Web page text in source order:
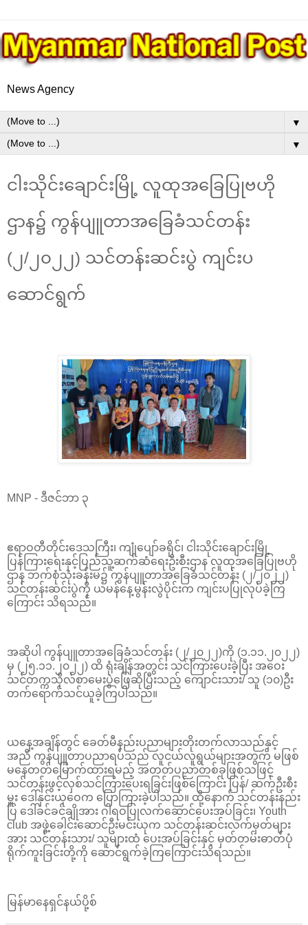
News Agency
▼
▼
ငါးသိုင်းချောင်းမြို့ လူထုအခြေပြုဗဟို
ဌာန၌ ကွန်ပျူတာအခြေခံသင်တန်း
(၂/၂၀၂၂) သင်တန်းဆင်းပွဲ ကျင်းပ
ဆောင်ရွက်
MNP - ဒီဇင်ဘာ ၃
ဧရာဝတီတိုင်းဒေသကြီး၊ ကျုံပျော်ခရိုင်၊ ငါးသိုင်းချောင်းမြို့
ပြန်ကြားရေးနှင့်ပြည်သူ့ဆက်ဆံရေးဦးစီးဌာန လူထုအခြေပြုဗဟို
ဌာန ဘက်စုံသုံးခန်းမ၌ ကွန်ပျူတာအခြေခံသင်တန်း (၂/၂၀၂၂)
သင်တန်းဆင်းပွဲကို ယမန်နေ့မွန်းလွဲပိုင်းက ကျင်းပပြုလုပ်ခဲ့ကြ
ကြောင်း သိရသည်။
အဆိုပါ ကွန်ပျူတာအခြေခံသင်တန်း (၂/၂၀၂၂)ကို (၁.၁၁.၂၀၂၂)
မှ (၂၅.၁၁.၂၀၂၂) ထိ ရုံးချိန်အတွင်း သင်ကြားပေးခဲ့ပြီး အဝေး
သင်တက္ကသိုလ်စာမေးပွဲဖြေဆိုပြီးသည့် ကျောင်းသား/ သူ (၁၀)ဦး
တက်ရောက်သင်ယူခဲ့ကြပါသည်။
ယနေ့အချိန်တွင် ခေတ်မီနည်းပညာများတိုးတက်လာသည်နှင့်
အညီ ကွန်ပျူတာပညာရပ်သည် လူငယ်လူရွယ်များအတွက် မဖြစ်
မနေတတ်မြောက်ထားရမည့် အတတ်ပညာတစ်ခုဖြစ်သဖြင့်
သင်တန်းဖွင့်လှစ်သင်ကြားပေးရခြင်းဖြစ်ကြောင်း ပြန်/ ဆက်ဦးစီး
မှူး ဒေါ်နှင်းယုဝေက ပြောကြားခဲ့ပါသည်။ ထို့နောက် သင်တန်းနည်း
ပြ ဒေါ်ခင်ခင်ချိုအား ဂါရဝပြုလက်ဆောင်ပေးအပ်ခြင်း၊ Youth
club အဖွဲ့ခေါင်းဆောင်ဦးမင်းယုက သင်တန်းဆင်းလက်မှတ်များ
အား သင်တန်းသား/ သူများထံ ပေးအပ်ခြင်းနှင့် မှတ်တမ်းဓာတ်ပုံ
ရိုက်ကူးခြင်းတို့ကို ဆောင်ရွက်ခဲ့ကြကြောင်းသိရသည်။
မြန်မာနေရှင်နယ်ပို့စ်